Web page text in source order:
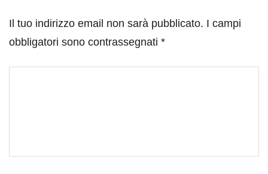
Il tuo indirizzo email non sarà pubblicato. I campi
obbligatori sono contrassegnati *